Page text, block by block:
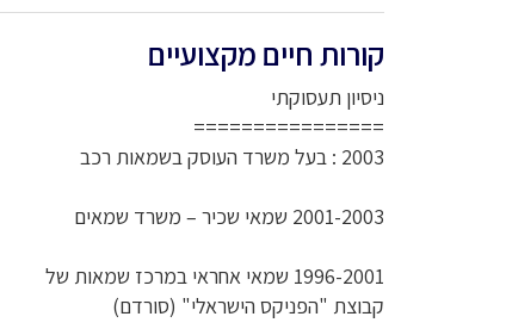
קורות חיים מקצועיים
ניסיון תעסוקתי
================
2003 : בעל משרד העוסק בשמאות רכב
2001-2003 שמאי שכיר – משרד שמאים
1996-2001 שמאי אחראי במרכז שמאות של
קבוצת "הפניקס הישראלי" (סורדם)